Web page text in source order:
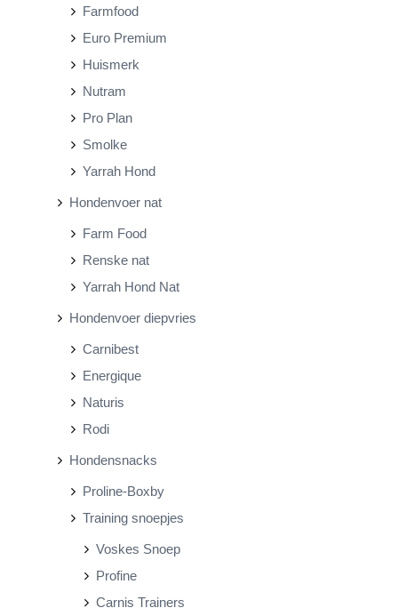
Farmfood
Euro Premium
Huismerk
Nutram
Pro Plan
Smolke
Yarrah Hond
Hondenvoer nat
Farm Food
Renske nat
Yarrah Hond Nat
Hondenvoer diepvries
Carnibest
Energique
Naturis
Rodi
Hondensnacks
Proline-Boxby
Training snoepjes
Voskes Snoep
Profine
Carnis Trainers